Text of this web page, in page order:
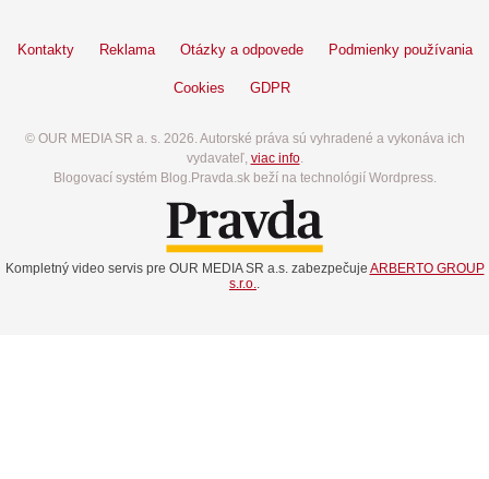
Kontakty Reklama Otázky a odpovede Podmienky používania
Cookies GDPR
© OUR MEDIA SR a. s. 2026. Autorské práva sú vyhradené a vykonáva ich
vydavateľ, viac info.
Blogovací systém Blog.Pravda.sk beží na technológií Wordpress.
Kompletný video servis pre OUR MEDIA SR a.s. zabezpečuje ARBERTO GROUP
s.r.o..